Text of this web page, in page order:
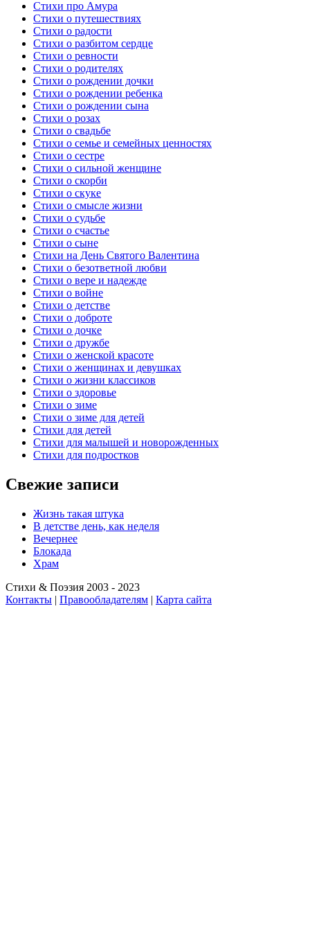
Стихи про Амура
Стихи о путешествиях
Стихи о радости
Стихи о разбитом сердце
Стихи о ревности
Стихи о родителях
Стихи о рождении дочки
Стихи о рождении ребенка
Стихи о рождении сына
Стихи о розах
Стихи о свадьбе
Стихи о семье и семейных ценностях
Стихи о сестре
Стихи о сильной женщине
Стихи о скорби
Стихи о скуке
Стихи о смысле жизни
Стихи о судьбе
Стихи о счастье
Стихи о сыне
Стихи на День Святого Валентина
Стихи о безответной любви
Стихи о вере и надежде
Стихи о войне
Стихи о детстве
Стихи о доброте
Стихи о дочке
Стихи о дружбе
Стихи о женской красоте
Стихи о женщинах и девушках
Стихи о жизни классиков
Стихи о здоровье
Стихи о зиме
Стихи о зиме для детей
Стихи для детей
Стихи для малышей и новорожденных
Стихи для подростков
Свежие записи
Жизнь такая штука
В детстве день, как неделя
Вечернее
Блокада
Храм
Стихи & Поэзия 2003 - 2023
Контакты | Правообладателям | Карта сайта